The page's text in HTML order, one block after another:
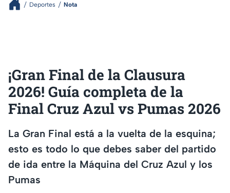
Deportes Nota
¡Gran Final de la Clausura
2026! Guía completa de la
Final Cruz Azul vs Pumas 2026
La Gran Final está a la vuelta de la esquina;
esto es todo lo que debes saber del partido
de ida entre la Máquina del Cruz Azul y los
Pumas